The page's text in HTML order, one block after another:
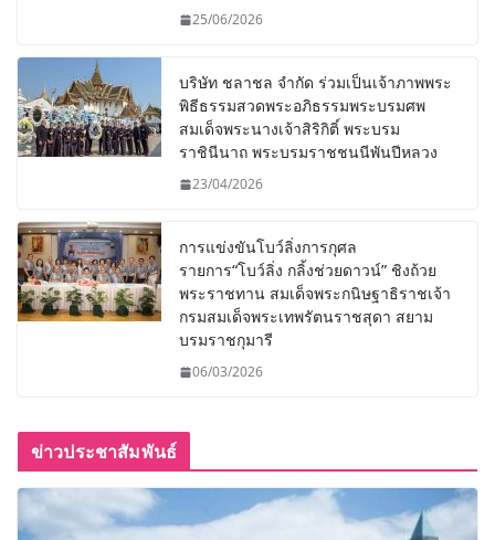
25/06/2026
บริษัท ชลาชล จำกัด ร่วมเป็นเจ้าภาพพระ
พิธีธรรมสวดพระอภิธรรมพระบรมศพ
สมเด็จพระนางเจ้าสิริกิติ์ พระบรม
ราชินีนาถ พระบรมราชชนนีพันปีหลวง
23/04/2026
การแข่งขันโบว์ลิ่งการกุศล
รายการ“โบว์ลิ่ง กลิ้งช่วยดาวน์” ชิงถ้วย
พระราชทาน สมเด็จพระกนิษฐาธิราชเจ้า
กรมสมเด็จพระเทพรัตนราชสุดา สยาม
บรมราชกุมารี
06/03/2026
ข่าวประชาสัมพันธ์